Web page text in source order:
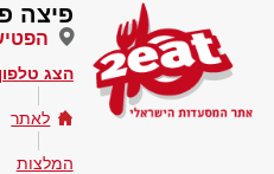
פיצה
הפטיש 6, נס
הצג טלפון
לאתר
המלצות